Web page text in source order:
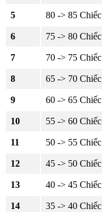
5 80 -> 85 Chiếc
6 75 -> 80 Chiếc
7 70 -> 75 Chiếc
8 65 -> 70 Chiếc
9 60 -> 65 Chiếc
10 55 -> 60 Chiếc
11 50 -> 55 Chiếc
12 45 -> 50 Chiếc
13 40 -> 45 Chiếc
14 35 -> 40 Chiếc